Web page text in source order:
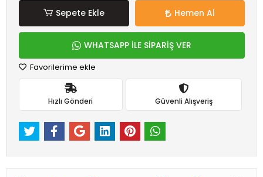
Sepete Ekle Hemen Al
WHATSAPP İLE SİPARİŞ VER
Favorilerime ekle
Hızlı Gönderi Güvenli Alışveriş